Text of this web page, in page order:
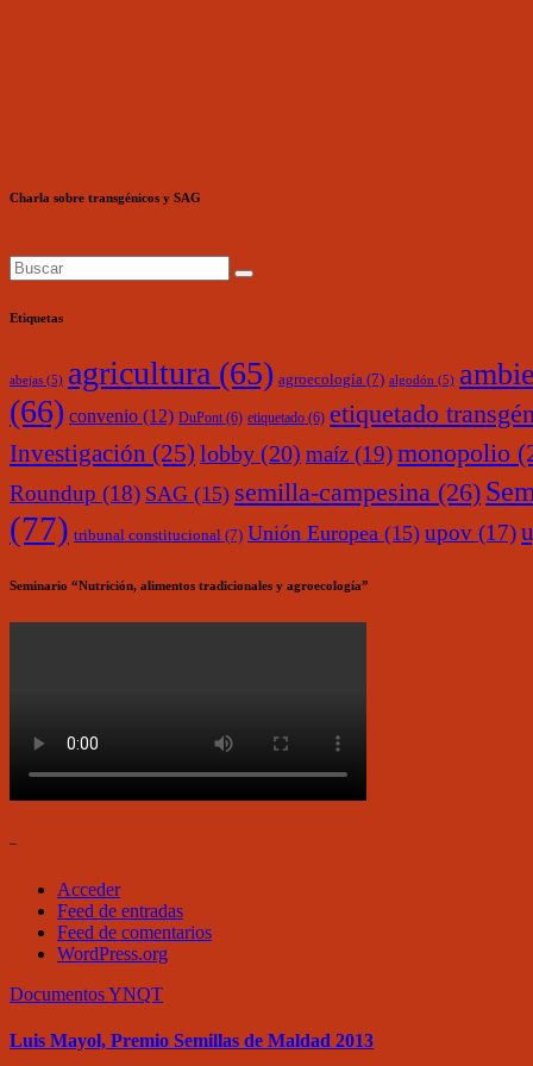
Charla sobre transgénicos y SAG
Etiquetas
abejas (5) agricultura (65) agroecología (7) algodón (5)
(66) convenio (12) DuPont (6) etiquetado (6) etiquetado
Investigación (25) lobby (20) maíz (19)monopolio
Roundup (18) SAG (15) semilla-campesina (26)
(77) tribunal constitucional (7) Unión Europea (15) upov (17)
Seminario “Nutrición, alimentos tradicionales y agroecología”
–
Acceder
Feed de entradas
Feed de comentarios
WordPress.org
DocumentosYNQT
Luis Mayol, Premio Semillas de Maldad 2013